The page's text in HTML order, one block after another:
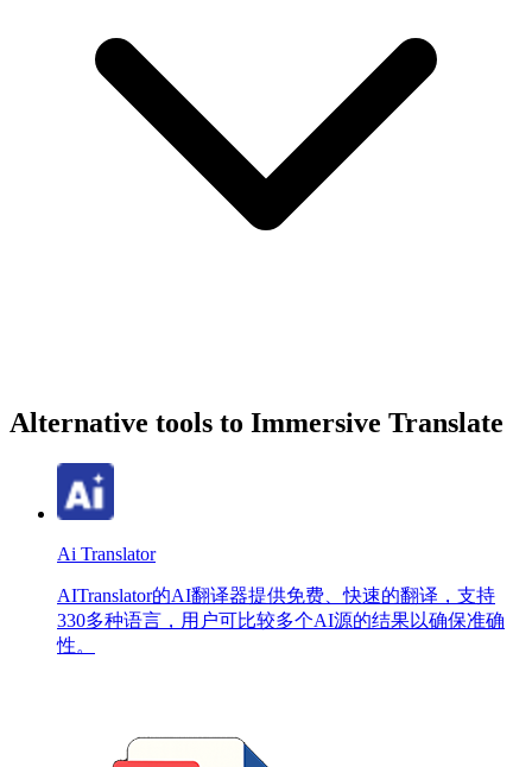
Alternative tools to Immersive Translate
Ai Translator
AITranslator的AI翻译器提供免费、快速的翻译，支持
330多种语言，用户可比较多个AI源的结果以确保准确
性。